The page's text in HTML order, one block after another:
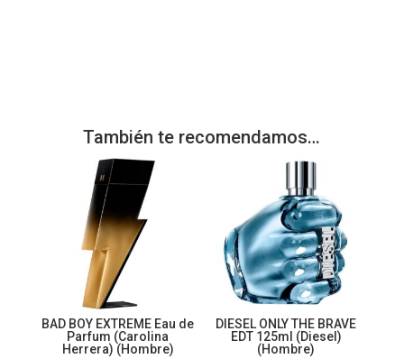
También te recomendamos…
BAD BOY EXTREME Eau de
Parfum (Carolina
Herrera) (Hombre)
DIESEL ONLY THE BRAVE
EDT 125ml (Diesel)
(Hombre)